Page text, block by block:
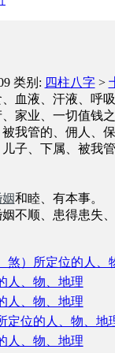
类别: 四柱八字>
血液、汗液、呼吸
家业、一切值钱
我管的、佣人、保
子、下属、被我
和睦、有本事。
不顺、患得患失
煞）所定位的人、
人、物、地理
人、物、地理
定位的人、物、地
人、物、地理